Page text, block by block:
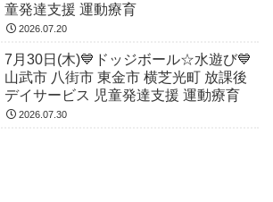
童発達支援 運動療育
2026.07.20
7月30日(木)💙ドッジボール☆水遊び💙
山武市 八街市 東金市 横芝光町 放課後
デイサービス 児童発達支援 運動療育
2026.07.30